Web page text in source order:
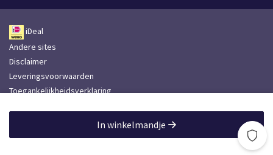
In winkelmandje
iDeal
Andere sites
Disclaimer
Leveringsvoorwaarden
Toegankelijkheidsverklaring